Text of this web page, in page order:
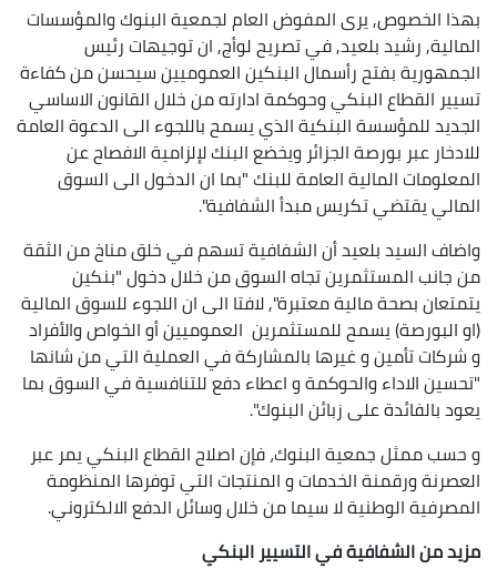
بهذا الخصوص, يرى المفوض العام لجمعية البنوك والمؤسسات
المالية, رشيد بلعيد, في تصريح لوأج, ان توجيهات رئيس
الجمهورية بفتح رأسمال البنكين العموميين سيحسن من كفاءة
تسيير القطاع البنكي وحوكمة ادارته من خلال القانون الاساسي
الجديد للمؤسسة البنكية الذي يسمح باللجوء الى الدعوة العامة
للادخار عبر بورصة الجزائر ويخضع البنك لإلزامية الافصاح عن
المعلومات المالية العامة للبنك "بما ان الدخول الى السوق
المالي يقتضي تكريس مبدأ الشفافية".
واضاف السيد بلعيد أن الشفافية تسهم في خلق مناخ من الثقة
من جانب المستثمرين تجاه السوق من خلال دخول "بنكين
يتمتعان بصحة مالية معتبرة", لافتا الى ان اللجوء للسوق المالية
(او البورصة) يسمح للمستثمرين العموميين أو الخواص والأفراد
و شركات تأمين و غيرها بالمشاركة في العملية التي من شانها
"تحسين الاداء والحوكمة و اعطاء دفع للتنافسية في السوق بما
يعود بالفائدة على زبائن البنوك".
و حسب ممثل جمعية البنوك، فإن اصلاح القطاع البنكي يمر عبر
العصرنة ورقمنة الخدمات و المنتجات التي توفرها المنظومة
المصرفية الوطنية لا سيما من خلال وسائل الدفع الالكتروني.
مزيد من الشفافية في التسيير البنكي